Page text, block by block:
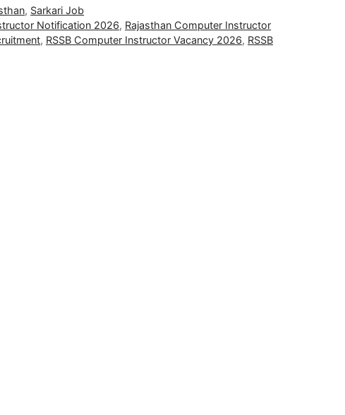
, Sarkari Job
Notification 2026, Rajasthan Computer Instructor
, RSSB Computer Instructor Vacancy 2026, RSSB